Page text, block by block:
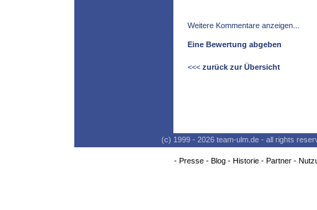
Weitere Kommentare anzeigen...
Eine Bewertung abgeben
<<< zurück zur Übersicht
(c) 1999 - 2026 team-ulm.de - all rights
- Presse- Blog- Historie- Partner-